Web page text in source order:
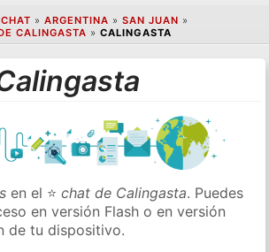
» ARGENTINA » SAN JUAN »
CALINGASTA » CALINGASTA
en el ⭐chat de Calingasta. Puedes
en versión Flash o en versión
de tu dispositivo.